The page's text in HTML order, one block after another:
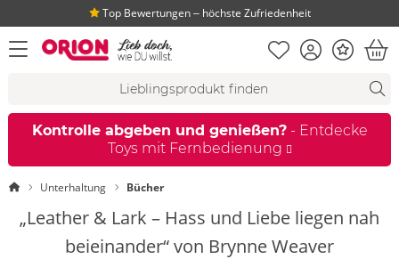
Top Bewertungen ‒ höchste Zufriedenheit
Menü öffnen Merkliste
KontoBonus
Kontrolle abgeben und genießen?- Entdecke
Toys mit Fernbedienung
StartseiteUnterhaltung Bücher
„Leather & Lark – Hass und Liebe liegen nah
beieinander“ von Brynne Weaver